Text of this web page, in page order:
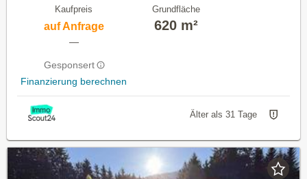
Kaufpreis
auf Anfrage
—
Gesponsert
Finanzierung berechnen
Grundfläche
620 m²
Älter als 31 Tage